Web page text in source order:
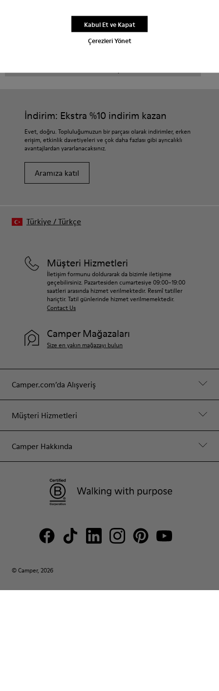
Çerezleri Yönet
Kabul Et ve Kapat
İndirim: Ekstra %10 indirim kazan
Evet, doğru. Topluluğumuzun bir parçası olarak indirimler, erken
erişim, etkinlik davetiyeleri ve çok daha fazlası gibi ayrıcalıklı
avantajlardan yararlanacaksınız.
Aramıza katıl
Camper.com’da Alışveriş
Müşteri Hizmetleri
Camper Hakkında
Müşteri Hizmetleri
İletişim formunu doldurarak da bizimle iletişime
geçebilirsiniz. Pazartesiden cumartesiye 09:00–19:00
saatleri arasında hizmet verilmektedir. Resmî tatiller
hariçtir. Tatil günlerinde hizmet verilmemektedir.
Contact Us
Camper Mağazaları
Size en yakın mağazayı bulun
© Camper, 2026
Türkiye /Türkçe